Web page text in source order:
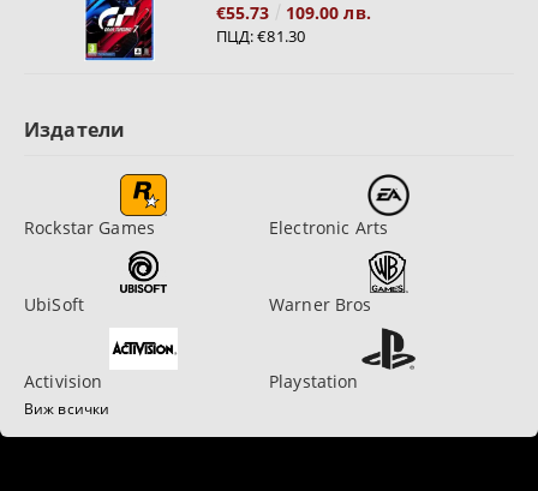
€55.73 109.00 лв.
ПЦД:€81.30
Издатели
Rockstar Games Electronic Arts
UbiSoft Warner Bros
Activision Playstation
Виж всички